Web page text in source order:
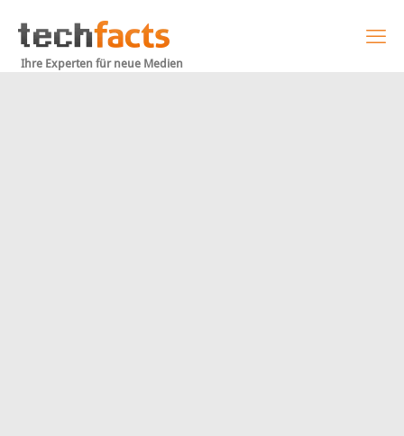
Ihre Experten für neue Medien